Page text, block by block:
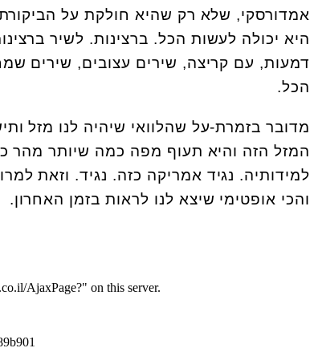
אמדורסקי, שלא רק שהיא חולקת על
היא יכולה לעשות הכל. ברצינות. לשיר
דמעות, עם קריצה, שירים עצובים, שירים
הכל.
מדובר בזמרת-על שהלוואי שיהיה לנו מזל
המזל הזה והיא תעוף מפה כמה שיותר מהר
למידותיה. נגיד אמריקה כזה. נגיד. וזאת
והכי אופטימי שיצא לנו לראות בזמן האחרון.